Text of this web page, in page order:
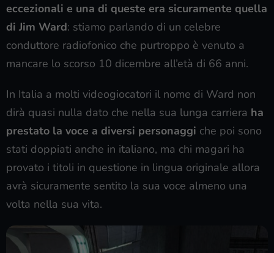
eccezionali e una di queste era sicuramente quella
di Jim Ward: stiamo parlando di un celebre
conduttore radiofonico che purtroppo è venuto a
mancare lo scorso 10 dicembre all’età di 66 anni.
In Italia a molti videogiocatori il nome di Ward non
dirà quasi nulla dato che nella sua lunga carriera ha
prestato la voce a diversi personaggi che poi sono
stati doppiati anche in italiano, ma chi magari ha
provato i titoli in questione in lingua originale allora
avrà sicuramente sentito la sua voce almeno una
volta nella sua vita.